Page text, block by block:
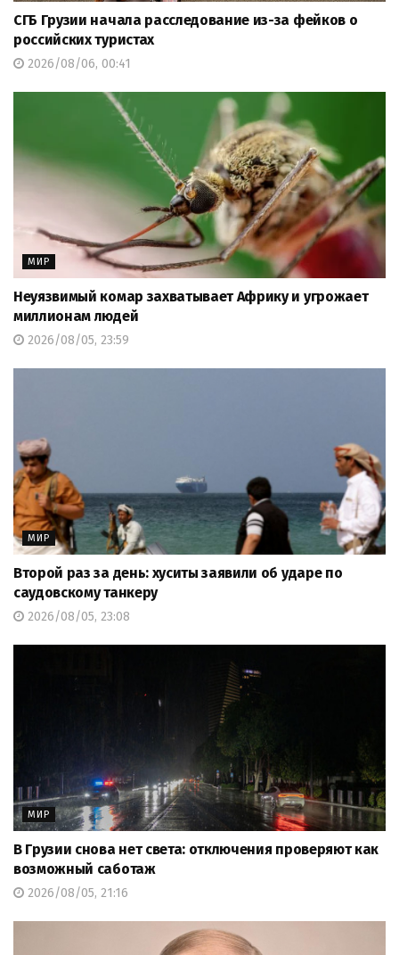
СГБ Грузии начала расследование из-за фейков о
российских туристах
2026/08/06, 00:41
МИР
Неуязвимый комар захватывает Африку и угрожает
миллионам людей
2026/08/05, 23:59
МИР
Второй раз за день: хуситы заявили об ударе по
саудовскому танкеру
2026/08/05, 23:08
МИР
В Грузии снова нет света: отключения проверяют как
возможный саботаж
2026/08/05, 21:16